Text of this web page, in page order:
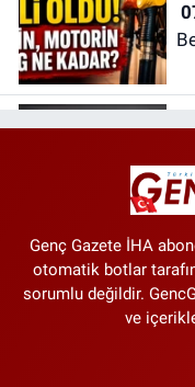
Genç Gazete İHA
otomatik botlar
sorumlu değildir.
ve